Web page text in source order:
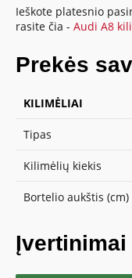
Ieškote platesnio
rasite čia -Audi A8
Prekės
KILIMĖLIAI
Tipas
Kilimėlių kiekis
Bortelio aukštis (cm)
Įvertinimai